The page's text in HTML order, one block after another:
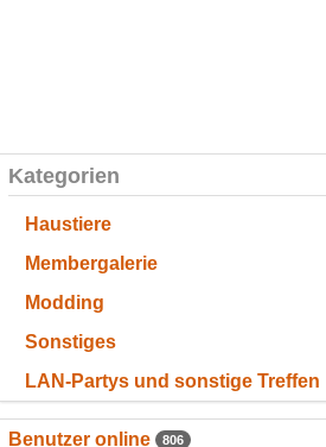
Kategorien
Haustiere
Membergalerie
Modding
Sonstiges
LAN-Partys und sonstige Treffen
Benutzer online 806